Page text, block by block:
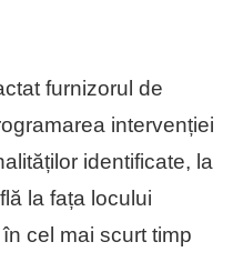
furnizorul de
intervenției
identificate, la
la fața locului
cel mai scurt timp